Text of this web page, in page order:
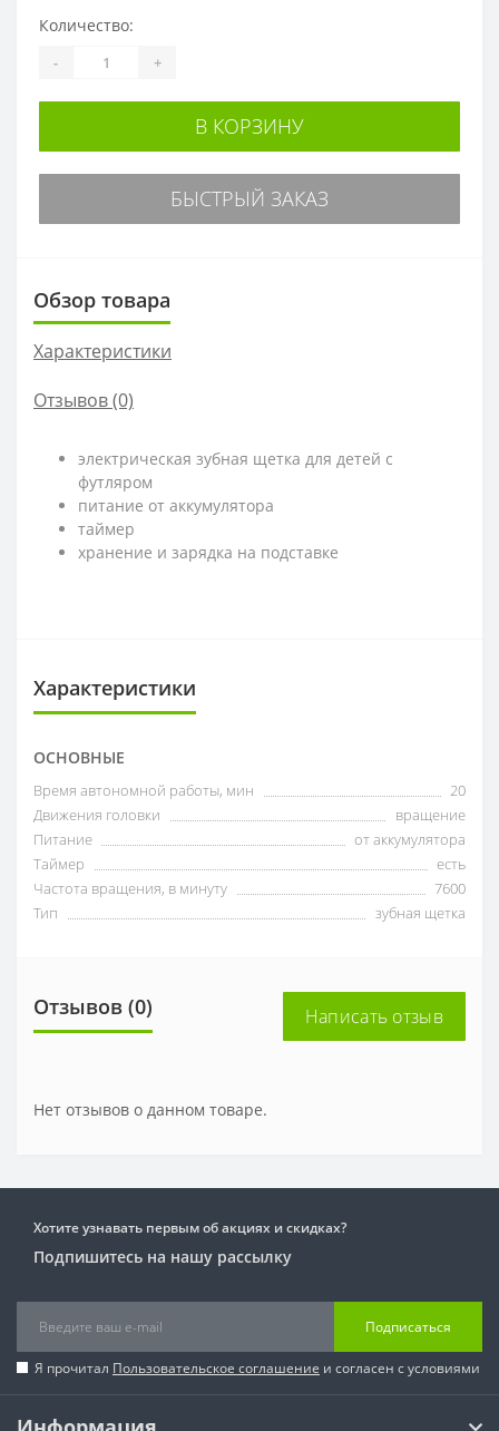
Количество:
- +
В КОРЗИНУ
БЫСТРЫЙ ЗАКАЗ
Обзор товара
Характеристики
Отзывов (0)
электрическая зубная щетка для детей с
футляром
питание от аккумулятора
таймер
хранение и зарядка на подставке
Характеристики
ОСНОВНЫЕ
Время автономной работы, мин
20
Движения головки
вращение
Питание
от аккумулятора
Таймер
есть
Частота вращения, в минуту
7600
Тип
зубная щетка
Отзывов (0) Написать отзыв
Нет отзывов о данном товаре.
Хотите узнавать первым об акциях и скидках?
Подпишитесь на нашу рассылку
Подписаться
Я прочитал Пользовательское соглашение и согласен с условиями